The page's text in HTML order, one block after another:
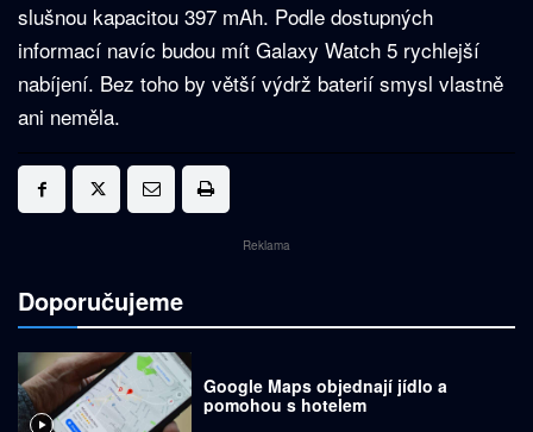
slušnou kapacitou 397 mAh. Podle dostupných
informací navíc budou mít Galaxy Watch 5 rychlejší
nabíjení. Bez toho by větší výdrž baterií smysl vlastně
ani neměla.
Reklama
Doporučujeme
Google Maps objednají jídlo a
pomohou s hotelem